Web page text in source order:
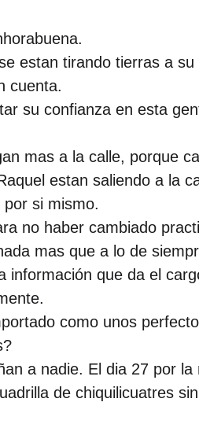
estan tirando tierras a su
cuenta.
su confianza en esta
mas a la calle, porque
estan saliendo a la
si mismo.
no haber cambiado
mas que a lo de
información que da el
como unos
a nadie. El dia 27 por
de chiquilicuatres